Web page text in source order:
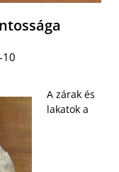
10
A zárak és
lakatok a